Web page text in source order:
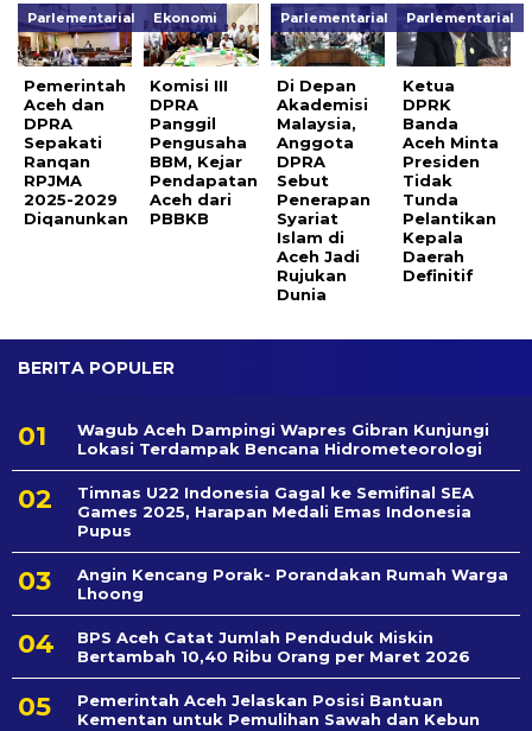
Parlementarial
Pemerintah
Aceh dan
DPRA
Sepakati
Ranqan
RPJMA
2025-2029
Diqanunkan
Ekonomi
Komisi III
DPRA
Panggil
Pengusaha
BBM, Kejar
Pendapatan
Aceh dari
PBBKB
Parlementarial
Di Depan
Akademisi
Malaysia,
Anggota
DPRA
Sebut
Penerapan
Syariat
Islam di
Aceh Jadi
Rujukan
Dunia
Parlementarial
Ketua
DPRK
Banda
Aceh Minta
Presiden
Tidak
Tunda
Pelantikan
Kepala
Daerah
Definitif
BERITA POPULER
Wagub Aceh Dampingi Wapres Gibran Kunjungi
Lokasi Terdampak Bencana Hidrometeorologi
Timnas U22 Indonesia Gagal ke Semifinal SEA
Games 2025, Harapan Medali Emas Indonesia
Pupus
Angin Kencang Porak- Porandakan Rumah Warga
Lhoong
BPS Aceh Catat Jumlah Penduduk Miskin
Bertambah 10,40 Ribu Orang per Maret 2026
Pemerintah Aceh Jelaskan Posisi Bantuan
Kementan untuk Pemulihan Sawah dan Kebun